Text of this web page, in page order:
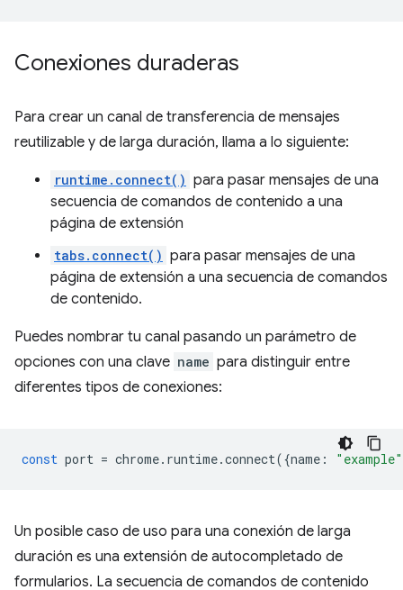
Conexiones duraderas
Para crear un canal de transferencia de mensajes
reutilizable y de larga duración, llama a lo siguiente:
runtime.connect() para pasar mensajes de una
secuencia de comandos de contenido a una
página de extensión
tabs.connect() para pasar mensajes de una
página de extensión a una secuencia de comandos
de contenido.
Puedes nombrar tu canal pasando un parámetro de
opciones con una clave name para distinguir entre
diferentes tipos de conexiones:
const port = chrome. runtime.connect({name : "example"
Un posible caso de uso para una conexión de larga
duración es una extensión de autocompletado de
formularios. La secuencia de comandos de contenido